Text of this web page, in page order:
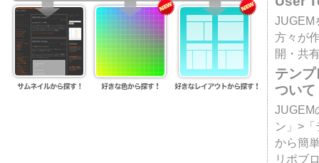
JUGEM
方々が
開・共
テン
ついて
JUGEM
ン」>
から簡
リポブ